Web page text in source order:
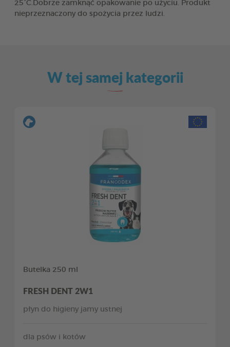
25°C.Dobrze zamknąć opakowanie po użyciu. Produkt
nieprzeznaczony do spożycia przez ludzi.
W tej samej kategorii
Butelka 250 ml
FRESH DENT 2W1
płyn do higieny jamy ustnej
dla psów i kotów